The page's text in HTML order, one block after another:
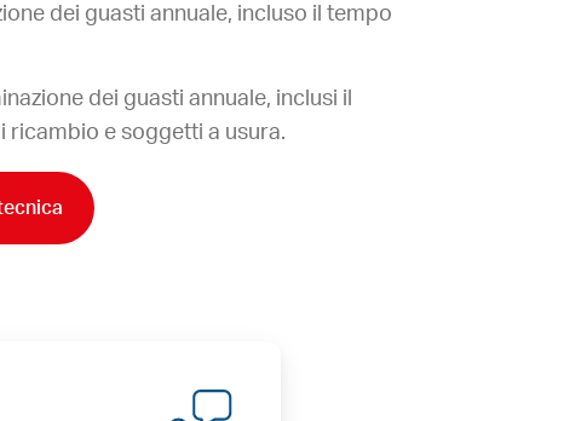
dei guasti annuale, incluso il tempo
dei guasti annuale, inclusi il
ricambio e soggetti a usura.